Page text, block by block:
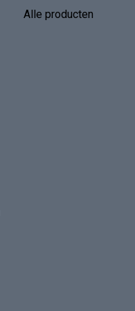
Alle producten